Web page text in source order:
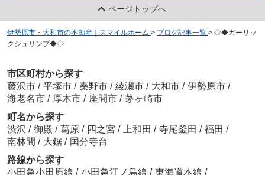
ページトップへ
伊勢原市・大和市の不動産｜スマイルホーム > ブログ記事一覧 > ◇◆ガーリッ
クシュリンプ◆◇
市区町村から探す
藤沢市 / 平塚市 / 秦野市 / 綾瀬市 / 大和市 / 伊勢原市 /
海老名市 / 厚木市 / 座間市 / 茅ヶ崎市
町名から探す
渋沢 / 御殿 / 葛原 / 四之宮 / 上和田 / 寺尾釜田 / 福田 /
南林間 / 大鋸 / 国分寺台
路線から探す
小田急小田原線 / 小田急江ノ島線 / 東海道本線 /